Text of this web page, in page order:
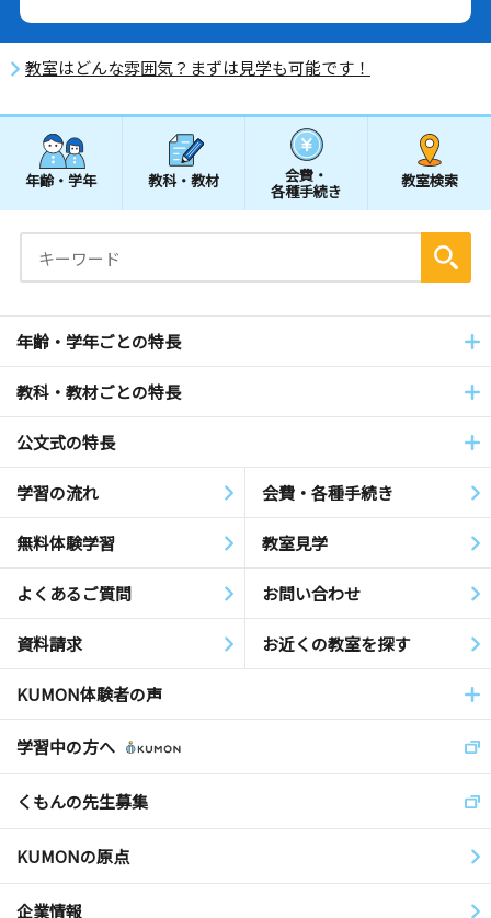
教室はどんな雰囲気？まずは見学も可能です！
年齢・学年 教科・教材 会費・
各種手続き
教室検索
年齢・学年ごとの特長
教科・教材ごとの特長
公文式の特長
学習の流れ 会費・各種手続き
無料体験学習 教室見学
よくあるご質問 お問い合わせ
資料請求 お近くの教室を探す
KUMON体験者の声
学習中の方へ
くもんの先生募集
KUMONの原点
企業情報